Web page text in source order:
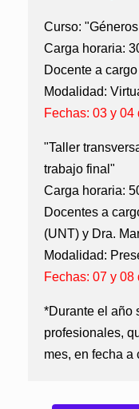
Curso:
Carga horaria:
Docente a
Modalidad:
Fechas: 03 y 04
"Taller
trabajo final"
Carga horaria:
Docentes a
(UNT) y Dra.
Modalidad:
Fechas: 07 y
*Durante el año
profesionales,
mes, en fecha a